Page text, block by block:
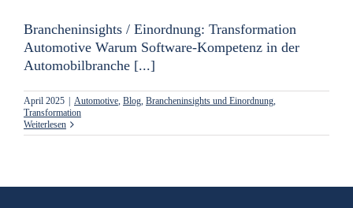
Brancheninsights / Einordnung: Transformation
Automotive Warum Software-Kompetenz in der
Automobilbranche [...]
April 2025 | Automotive Blog Brancheninsights und Einordnung
Transformation
Weiterlesen